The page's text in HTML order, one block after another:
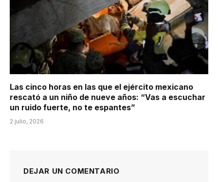
Las cinco horas en las que el ejército mexicano
rescató a un niño de nueve años: “Vas a escuchar
un ruido fuerte, no te espantes”
2 julio, 2026
DEJAR UN COMENTARIO